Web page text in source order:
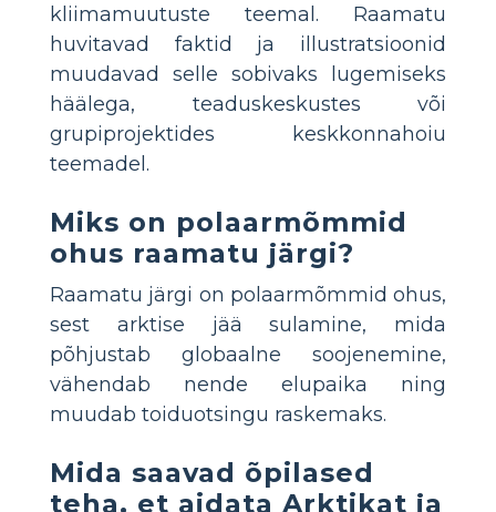
kliimamuutuste teemal. Raamatu
huvitavad faktid ja illustratsioonid
muudavad selle sobivaks lugemiseks
häälega, teaduskeskustes või
grupiprojektides keskkonnahoiu
teemadel.
Miks on polaarmõmmid
ohus raamatu järgi?
Raamatu järgi on polaarmõmmid ohus,
sest arktise jää sulamine, mida
põhjustab globaalne soojenemine,
vähendab nende elupaika ning
muudab toiduotsingu raskemaks.
Mida saavad õpilased
teha, et aidata Arktikat ja